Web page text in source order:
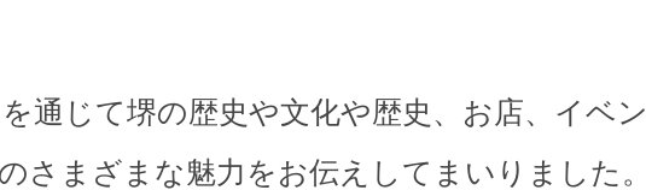
通じて堺の歴史や文化や歴史、お店、イベン
さまざまな魅力をお伝えしてまいりました。